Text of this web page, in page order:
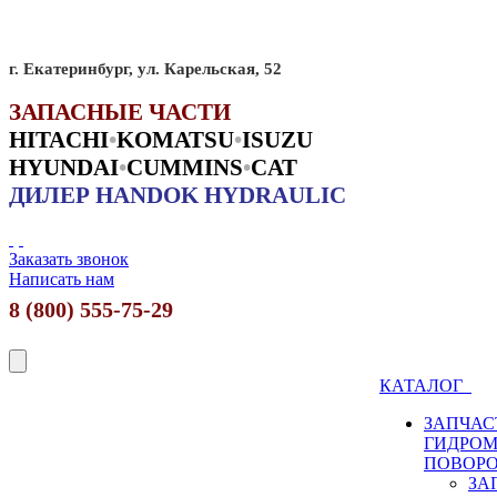
г. Екатеринбург, ул. Карельская, 52
ЗАПАСНЫЕ ЧАСТИ
HITACHI•KOMATSU•ISUZU
HYUNDAI•CUMMINS•CAT
ДИЛЕР HANDOK HYDRAULIC
Заказать звонок
Написать нам
8 (800) 555-75-29
КАТАЛОГ